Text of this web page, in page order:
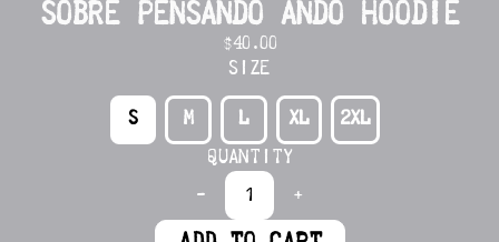
SOBRE PENSANDO ANDO HOODIE
$40.00
SIZE
S M L XL 2XL
QUANTITY
- +